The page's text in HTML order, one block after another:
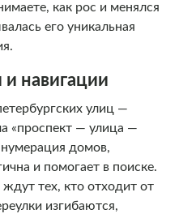
как рос и менялся
его уникальная
навигации
улиц —
«проспект — улица —
нумерация домов,
и помогает в поиске.
тех, кто отходит от
изгибаются,